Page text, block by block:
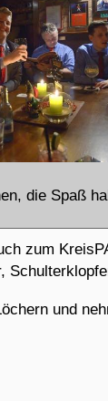
die Spaß
zum
und